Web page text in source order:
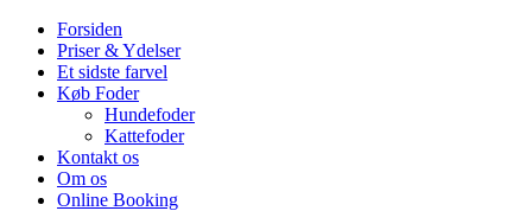
Forsiden
Priser & Ydelser
Et sidste farvel
Køb Foder
Hundefoder
Kattefoder
Kontakt os
Om os
Online Booking